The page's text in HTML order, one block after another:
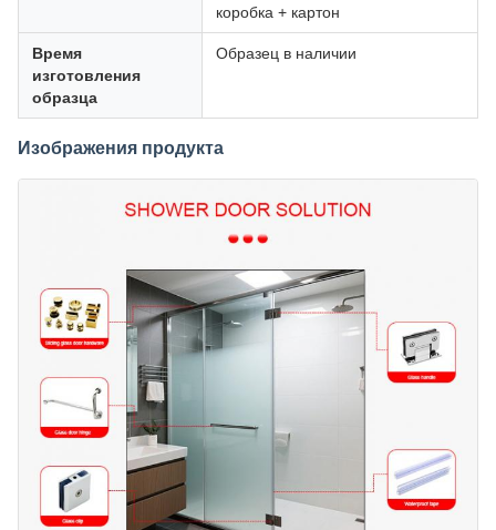
коробка + картон
Время
изготовления
образца
Образец в наличии
Изображения продукта